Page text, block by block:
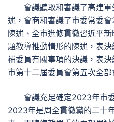
會議聽取和審議了高建
述，會商和審議了市委常委
陳述、全市進修貫徹習近平
題教導推動情形的陳述，表
補委員有關事項的決議，表
市第十二屆委員會第五次全部
會議充足確定2023年市
2023年是周全貫徹黨的二十